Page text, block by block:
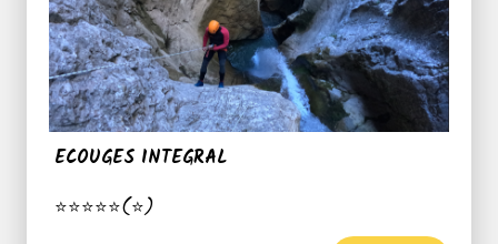
ECOUGES INTEGRAL
⭐⭐⭐⭐⭐(⭐)